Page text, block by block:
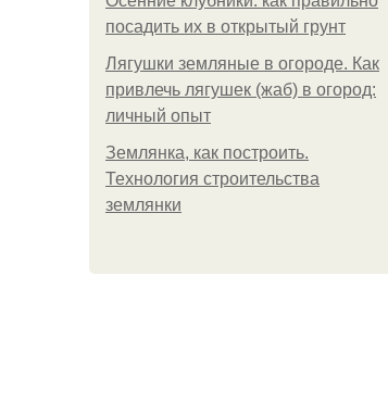
посадить их в открытый грунт
Лягушки земляные в огороде. Как
привлечь лягушек (жаб) в огород:
личный опыт
Землянка, как построить.
Технология строительства
землянки